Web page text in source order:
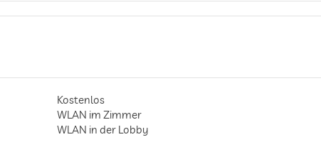
Kostenlos
WLAN im Zimmer
WLAN in der Lobby